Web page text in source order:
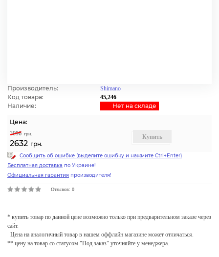
Производитель: Shimano
Код товара: 45,246
Наличие: Нет на cкладе
Цена:
3096 грн.
2632 грн.
Купить
Сообщить об ошибке (выделите ошибку и нажмите Ctrl+Enter)
Бесплатная доставка по Украине!
Официальная гарантия производителя!
Отзывов: 0
* купить товар по данной цене возможно только при предварительном заказе через
сайт.
Цена на аналогичный товар в нашем оффлайн магазине может отличаться.
** цену на товар со статусом "Под заказ" уточняйте у менеджера.